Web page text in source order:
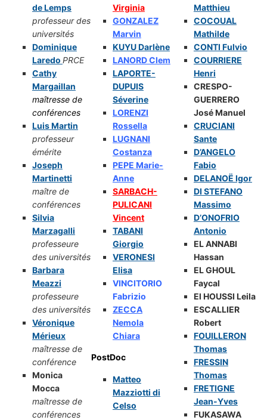
de Lemps
professeur des
universités
Dominique
Laredo PRCE
Cathy
Margaillan
maîtresse de
conférences
Luis Martin
professeur
émérite
Joseph
Martinetti
maître de
conférences
Silvia
Marzagalli
professeure
des universités
Barbara
Meazzi
professeure
des universités
Véronique
Mérieux
maîtresse de
conférence
Monica
Mocca
maîtresse de
conférences
Virginia
GONZALEZ
Marvin
KUYU Darlène
LANORD Clem
LAPORTE-
DUPUIS
Séverine
LORENZI
Rossella
LUGNANI
Costanza
PEPE Marie-
Anne
SARBACH-
PULICANI
Vincent
TABANI
Giorgio
VERONESI
Elisa
VINCITORIO
Fabrizio
ZECCA
Nemola
Chiara
PostDoc
Matteo
Mazziotti di
Celso
Matthieu
COCOUAL
Mathilde
CONTI Fulvio
COURRIERE
Henri
CRESPO-
GUERRERO
José Manuel
CRUCIANI
Sante
D’ANGELO
Fabio
DELANOË Igor
DI STEFANO
Massimo
D’ONOFRIO
Antonio
EL ANNABI
Hassan
EL GHOUL
Faycal
El HOUSSI Leila
ESCALLIER
Robert
FOUILLERON
Thomas
FRESSIN
Thomas
FRETIGNE
Jean-Yves
FUKASAWA